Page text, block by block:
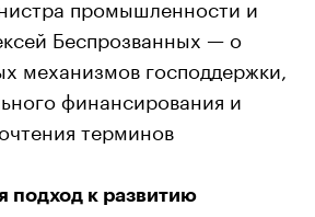
промышленности и
Беспрозванных — о
механизмов господдержки,
финансирования и
терминов
подход к развитию